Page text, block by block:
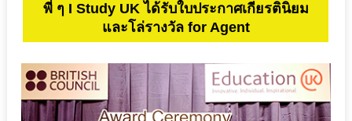
พี่ ๆ I Study UK ได้รับใบประกาศเกียรตินิยม
และโล่รางวัล for Agent